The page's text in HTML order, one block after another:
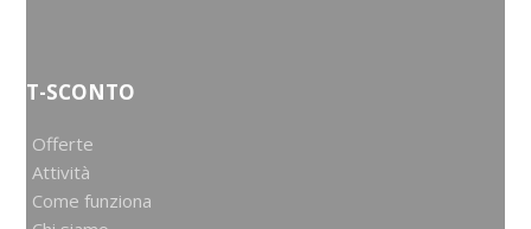
T-SCONTO
Offerte
Attività
Come funziona